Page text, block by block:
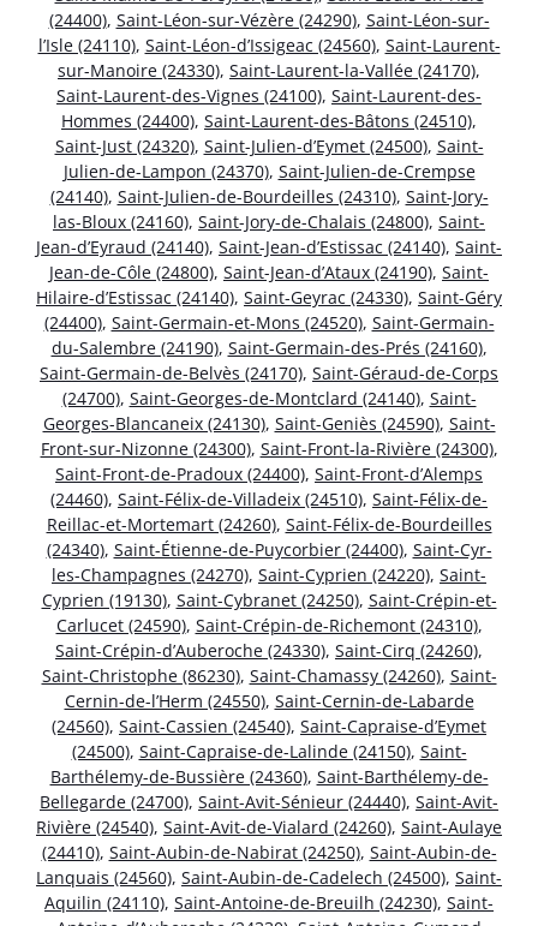
(24400), Saint-Léon-sur-Vézère (24290), Saint-Léon-sur-
l’Isle (24110), Saint-Léon-d’Issigeac (24560), Saint-Laurent-
sur-Manoire (24330), Saint-Laurent-la-Vallée (24170),
Saint-Laurent-des-Vignes (24100), Saint-Laurent-des-
Hommes (24400), Saint-Laurent-des-Bâtons (24510),
Saint-Just (24320), Saint-Julien-d’Eymet (24500), Saint-
Julien-de-Lampon (24370), Saint-Julien-de-Crempse
(24140), Saint-Julien-de-Bourdeilles (24310), Saint-Jory-
las-Bloux (24160), Saint-Jory-de-Chalais (24800), Saint-
Jean-d’Eyraud (24140), Saint-Jean-d’Estissac (24140), Saint-
Jean-de-Côle (24800), Saint-Jean-d’Ataux (24190), Saint-
Hilaire-d’Estissac (24140), Saint-Geyrac (24330), Saint-Géry
(24400), Saint-Germain-et-Mons (24520), Saint-Germain-
du-Salembre (24190), Saint-Germain-des-Prés (24160),
Saint-Germain-de-Belvès (24170), Saint-Géraud-de-Corps
(24700), Saint-Georges-de-Montclard (24140), Saint-
Georges-Blancaneix (24130), Saint-Geniès (24590), Saint-
Front-sur-Nizonne (24300), Saint-Front-la-Rivière (24300),
Saint-Front-de-Pradoux (24400), Saint-Front-d’Alemps
(24460), Saint-Félix-de-Villadeix (24510), Saint-Félix-de-
Reillac-et-Mortemart (24260), Saint-Félix-de-Bourdeilles
(24340), Saint-Étienne-de-Puycorbier (24400), Saint-Cyr-
les-Champagnes (24270), Saint-Cyprien (24220), Saint-
Cyprien (19130), Saint-Cybranet (24250), Saint-Crépin-et-
Carlucet (24590), Saint-Crépin-de-Richemont (24310),
Saint-Crépin-d’Auberoche (24330), Saint-Cirq (24260),
Saint-Christophe (86230), Saint-Chamassy (24260), Saint-
Cernin-de-l’Herm (24550), Saint-Cernin-de-Labarde
(24560), Saint-Cassien (24540), Saint-Capraise-d’Eymet
(24500), Saint-Capraise-de-Lalinde (24150), Saint-
Barthélemy-de-Bussière (24360), Saint-Barthélemy-de-
Bellegarde (24700), Saint-Avit-Sénieur (24440), Saint-Avit-
Rivière (24540), Saint-Avit-de-Vialard (24260), Saint-Aulaye
(24410), Saint-Aubin-de-Nabirat (24250), Saint-Aubin-de-
Lanquais (24560), Saint-Aubin-de-Cadelech (24500), Saint-
Aquilin (24110), Saint-Antoine-de-Breuilh (24230), Saint-